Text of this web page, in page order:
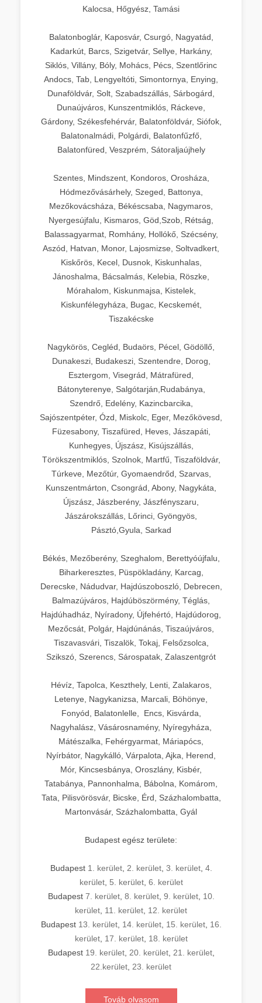
Kalocsa, Hőgyész, Tamási
Balatonboglár, Kaposvár, Csurgó, Nagyatád,
Kadarkút, Barcs, Szigetvár, Sellye, Harkány,
Siklós, Villány, Bóly, Mohács, Pécs, Szentlőrinc
Andocs, Tab, Lengyeltóti, Simontornya, Enying,
Dunaföldvár, Solt, Szabadszállás, Sárbogárd,
Dunaújváros, Kunszentmiklós, Ráckeve,
Gárdony, Székesfehérvár, Balatonföldvár, Siófok,
Balatonalmádi, Polgárdi, Balatonfűzfő,
Balatonfüred, Veszprém, Sátoraljaújhely
Szentes, Mindszent, Kondoros, Orosháza,
Hódmezővásárhely, Szeged, Battonya,
Mezőkovácsháza, Békéscsaba, Nagymaros,
Nyergesújfalu, Kismaros, Göd,Szob, Rétság,
Balassagyarmat, Romhány, Hollókő, Szécsény,
Aszód, Hatvan, Monor, Lajosmizse, Soltvadkert,
Kiskőrös, Kecel, Dusnok, Kiskunhalas,
Jánoshalma, Bácsalmás, Kelebia, Röszke,
Mórahalom, Kiskunmajsa, Kistelek,
Kiskunfélegyháza, Bugac, Kecskemét,
Tiszakécske
Nagykörös, Cegléd, Budaörs, Pécel, Gödöllő,
Dunakeszi, Budakeszi, Szentendre, Dorog,
Esztergom, Visegrád, Mátrafüred,
Bátonyterenye, Salgótarján,Rudabánya,
Szendrő, Edelény, Kazincbarcika,
Sajószentpéter, Ózd, Miskolc, Eger, Mezőkövesd,
Füzesabony, Tiszafüred, Heves, Jászapáti,
Kunhegyes, Újszász, Kisújszállás,
Törökszentmiklós, Szolnok, Martfű, Tiszaföldvár,
Túrkeve, Mezőtúr, Gyomaendrőd, Szarvas,
Kunszentmárton, Csongrád, Abony, Nagykáta,
Újszász, Jászberény, Jászfényszaru,
Jászárokszállás, Lőrinci, Gyöngyös,
Pásztó,Gyula, Sarkad
Békés, Mezőberény, Szeghalom, Berettyóújfalu,
Biharkeresztes, Püspökladány, Karcag,
Derecske, Nádudvar, Hajdúszoboszló, Debrecen,
Balmazújváros, Hajdúböszörmény, Téglás,
Hajdúhadház, Nyíradony, Újfehértó, Hajdúdorog,
Mezőcsát, Polgár, Hajdúnánás, Tiszaújváros,
Tiszavasvári, Tiszalök, Tokaj, Felsőzsolca,
Szikszó, Szerencs, Sárospatak, Zalaszentgrót
Hévíz, Tapolca, Keszthely, Lenti, Zalakaros,
Letenye, Nagykanizsa, Marcali, Böhönye,
Fonyód, Balatonlelle, Encs, Kisvárda,
Nagyhalász, Vásárosnamény, Nyíregyháza,
Mátészalka, Fehérgyarmat, Máriapócs,
Nyírbátor, Nagykálló, Várpalota, Ajka, Herend,
Mór, Kincsesbánya, Oroszlány, Kisbér,
Tatabánya, Pannonhalma, Bábolna, Komárom,
Tata, Pilisvörösvár, Bicske, Érd, Százhalombatta,
Martonvásár, Százhalombatta, Gyál
Budapest egész területe:
Budapest 1. kerület, 2. kerület, 3. kerület, 4.
kerület, 5. kerület, 6. kerület
Budapest 7. kerület, 8. kerület, 9. kerület, 10.
kerület 11. kerület 12. kerület
Budapest 13. kerület, 14. kerület, 15. kerület, 16.
kerület, 17. kerület, 18. kerület
Budapest 19. kerület, 20. kerület, 21. kerület,
22.kerület 23. kerület
Továb olvasom